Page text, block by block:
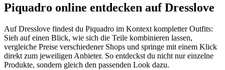
Piquadro online entdecken auf Dresslove
Auf Dresslove findest du Piquadro im Kontext kompletter Outfits:
Sieh auf einen Blick, wie sich die Teile kombinieren lassen,
vergleiche Preise verschiedener Shops und springe mit einem Klick
direkt zum jeweiligen Anbieter. So entdeckst du nicht nur einzelne
Produkte, sondern gleich den passenden Look dazu.